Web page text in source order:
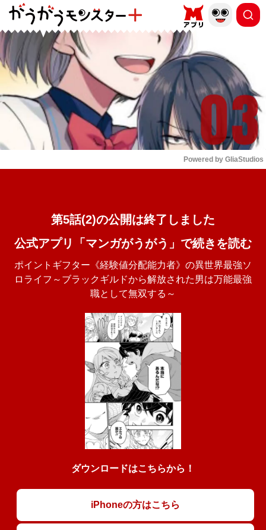
もっと読む
Powered by GliaStudios
第5話(2)の公開は終了しました
公式アプリ「マンガがうがう」で続きを読む
ポイントギフター《経験値分配能力者》の異世界最強ソ
ロライフ～ブラックギルドから解放された男は万能最強
職として無双する～
ダウンロードはこちらから！
iPhoneの方はこちら